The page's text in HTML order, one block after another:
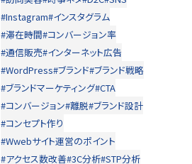
#Instagram#インスタグラム
#滞在時間#コンバージョン率
#通信販売#インターネット広告
#WordPress#ブランド#ブランド戦略
#ブランドマーケティング#CTA
#コンバージョン#離脱#ブランド設計
#コンセプト作り
#Wwebサイト運営のポイント
#アクセス数改善#3C分析#STP分析